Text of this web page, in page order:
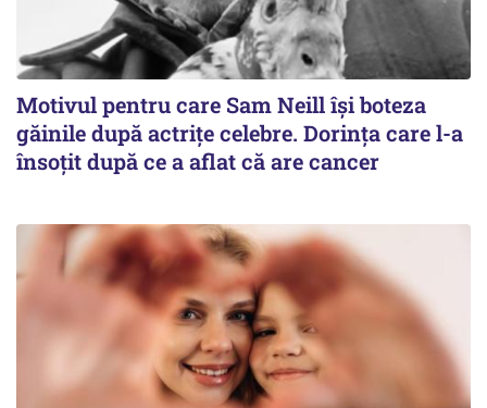
Motivul pentru care Sam Neill își boteza
găinile după actrițe celebre. Dorința care l-a
însoțit după ce a aflat că are cancer